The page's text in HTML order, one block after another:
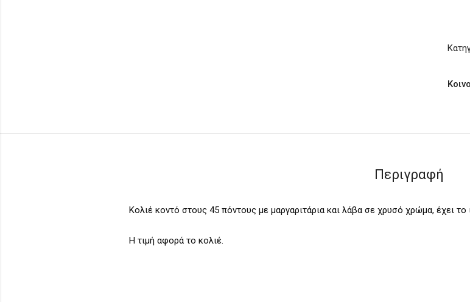
Περιγραφή
Κολιέ κοντό στους 45 πόντους με μαργαριτάρια και λάβα σε χρυσό χρώμα, έχει το
Η τιμή αφορά το κολιέ.